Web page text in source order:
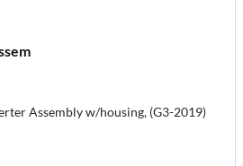
Assembly w/housing, (G3-2019)